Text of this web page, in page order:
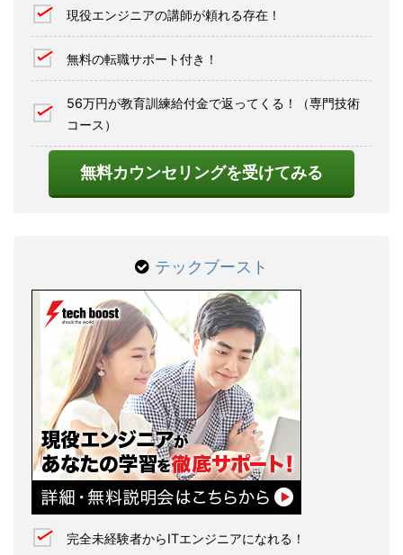
現役エンジニアの講師が頼れる存在！
無料の転職サポート付き！
56万円が教育訓練給付金で返ってくる！（専門技術
コース）
無料カウンセリングを受けてみる
テックブースト
完全未経験者からITエンジニアになれる！